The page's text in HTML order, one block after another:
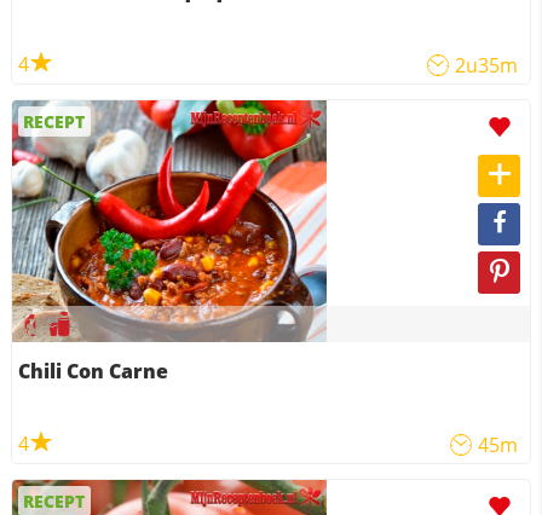
4 2u35m
RECEPT
Chili Con Carne
4 45m
RECEPT